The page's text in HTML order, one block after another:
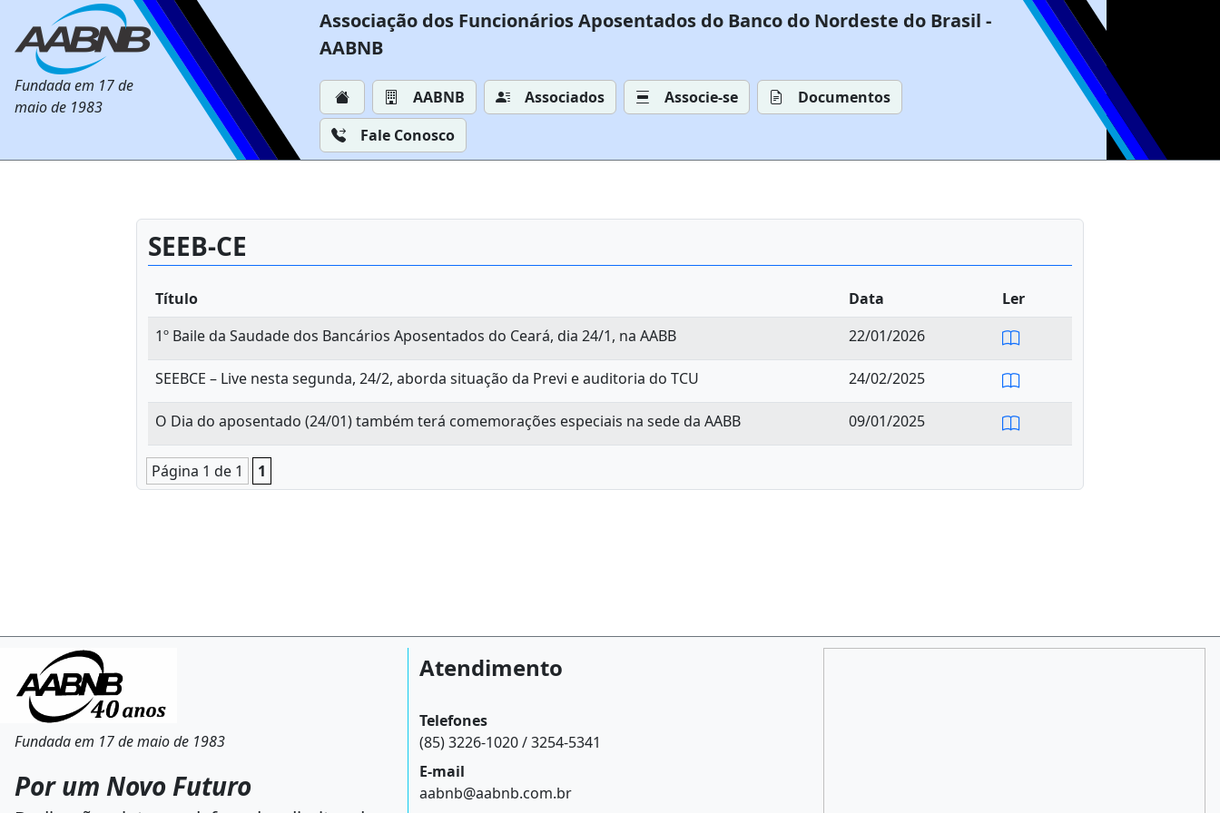
Fundada em 17 de
maio de 1983
Associação dos Funcionários Aposentados do Banco do Nordeste do Brasil -
AABNB
AABNB Associados Associe-se
Documentos
Fale Conosco
SEEB-CE
Título Data
Ler
1º Baile da Saudade dos Bancários Aposentados do Ceará, dia 24/1, na AABB
22/01/2026
SEEBCE – Live nesta segunda, 24/2, aborda situação da Previ e auditoria do TCU 24/02/2025
O Dia do aposentado (24/01) também terá comemorações especiais na sede da AABB 09/01/2025
Página 1 de 1 1
Fundada em 17 de maio de 1983
Por um Novo Futuro
Atendimento
Telefones
(85) 3226-1020 / 3254-5341
E-mail
aabnb@aabnb.com.br